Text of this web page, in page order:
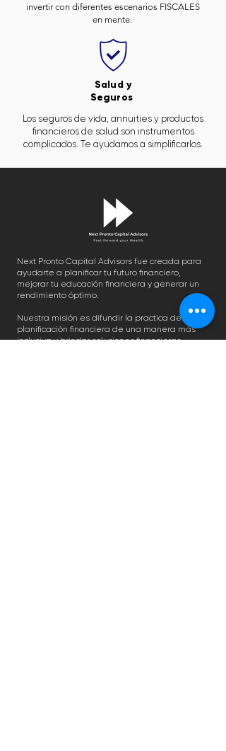
invertir con diferentes escenarios FISCALES
en mente.
Salud y
Seguros
Los seguros de vida, annuities y productos
financieros de salud son instrumentos
complicados. Te ayudamos a simplificarlos.
Next Pronto Capital Advisors fue creada para
ayudarte a planificar tu futuro financiero,
mejorar tu educación financiera y generar un
rendimiento óptimo.
Nuestra misión es difundir la practica de
planificación financiera de una manera más
inclusiva y brindar soluciones financieras